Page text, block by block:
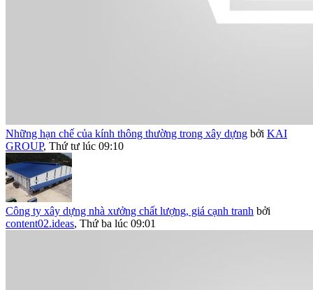
Những hạn chế của kính thông thường trong xây dựng bởi KAI
GROUP, Thứ tư lúc 09:10
Công ty xây dựng nhà xưởng chất lượng, giá cạnh tranh bởi
content02.ideas, Thứ ba lúc 09:01